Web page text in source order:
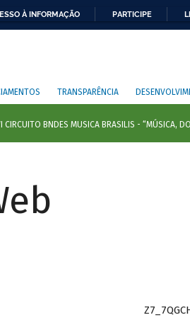
À INFORMAÇÃO PARTICIPE
TRANSPARÊNCIA